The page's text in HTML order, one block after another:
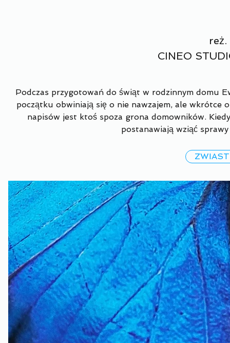
CINEO
Podczas przygotowań do świąt w rodzinnym domu
początku obwiniają się o nie nawzajem, ale wkrótce
napisów jest ktoś spoza grona domowników.
postanawiają wziąć